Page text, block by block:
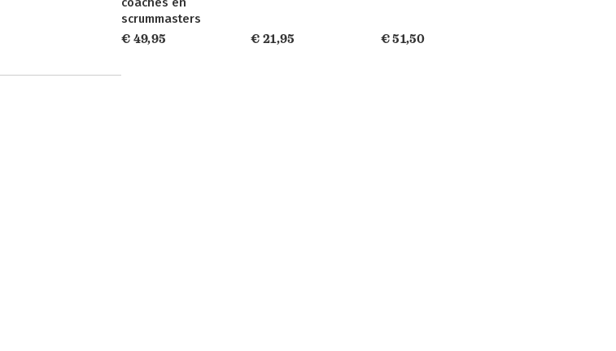
scrummasters
€ 49,95
€ 21,95 € 51,50